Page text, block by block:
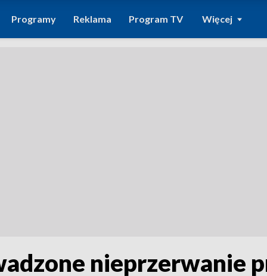
Programy Reklama Program TV Więcej
nieprzerwanie